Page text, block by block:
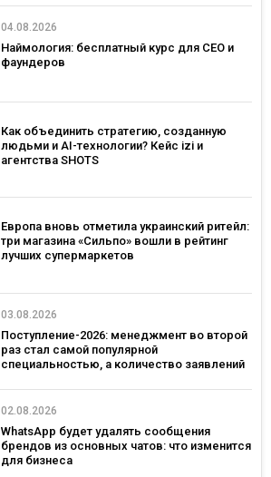
04.08.2026
Наймология: бесплатный курс для CEO и
фаундеров
Как объединить стратегию, созданную
людьми и AI-технологии? Кейс izi и
агентства SHOTS
Европа вновь отметила украинский ритейл:
три магазина «Сильпо» вошли в рейтинг
лучших супермаркетов
03.08.2026
Поступление-2026: менеджмент во второй
раз стал самой популярной
специальностью, а количество заявлений
02.08.2026
WhatsApp будет удалять сообщения
брендов из основных чатов: что изменится
для бизнеса